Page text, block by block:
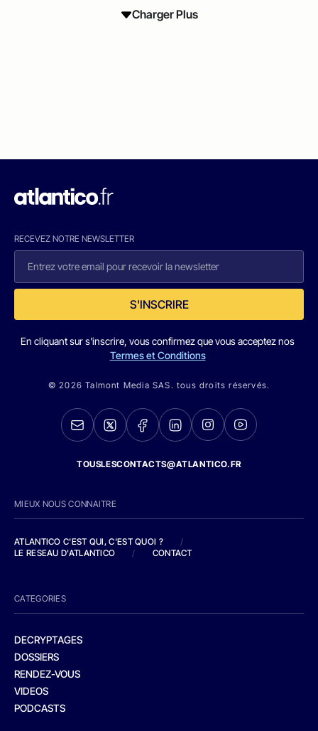
Charger Plus
RECEVEZ NOTRE NEWSLETTER
S'INSCRIRE
En cliquant sur s'inscrire, vous confirmez que vous acceptez nos
Termes et Conditions
© 2026 Talmont Media SAS. tous droits réservés.
TOUSLESCONTACTS@ATLANTICO.FR
MIEUX NOUS CONNAITRE
ATLANTICO C'EST QUI, C'EST QUOI ?
/
LE RESEAU D'ATLANTICO
/ CONTACT
CATEGORIES
DECRYPTAGES
DOSSIERS
RENDEZ-VOUS
VIDEOS
PODCASTS